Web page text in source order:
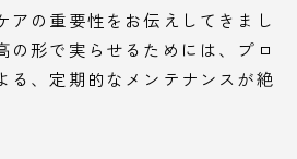
アの重要性をお伝えしてきまし
の形で実らせるためには、プロ
る、定期的なメンテナンスが絶